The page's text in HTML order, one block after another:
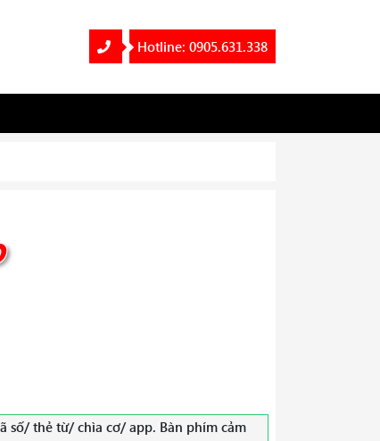
Hotline: 0905.631.338
số/ thẻ từ/ chìa cơ/ app. Bàn phím cảm